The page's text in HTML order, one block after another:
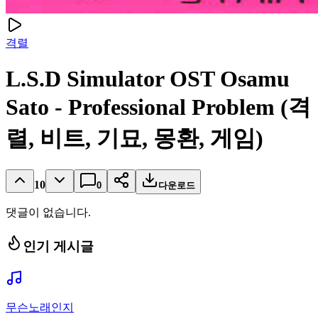
격렬
L.S.D Simulator OST Osamu
Sato - Professional Problem (격
렬, 비트, 기묘, 몽환, 게임)
10 0 다운로드
댓글이 없습니다.
인기 게시글
무슨노래인지